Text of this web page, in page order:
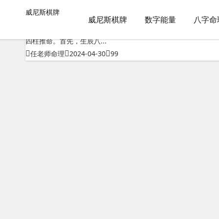
威尼斯棋牌
威尼斯棋牌 数字能量 八字命
威尼斯棋牌
包含"测八字五行非常运势准吗男孩子"标签的文章
四柱推命。首先，生辰八...
任老师命理 2024-04-30 99